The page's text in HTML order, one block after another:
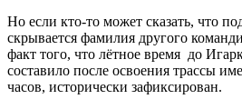
Но если кто-то может сказать, что
скрывается фамилия другого
факт того, что лётное время до
составило после освоения трассы
часов, исторически зафиксирован.